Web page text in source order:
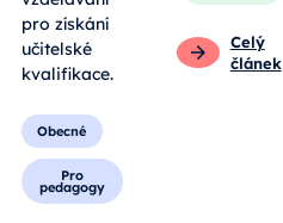
pro získání
učitelské
kvalifikace.
Obecné
Pro
pedagogy
Celý
článek